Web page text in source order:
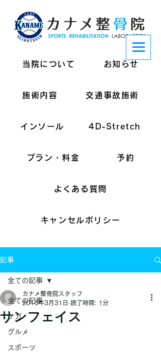
当院について お知らせ
施術内容 交通事故施術
インソール 4D-Stretch
プラン・料金 予約
よくある質問
キャンセルポリシー
記事
全ての記事
ケガ
グルメ
スポーツ
全ての記事
サンフェイス
カナメ整骨院スタッフ
2016年3月31日 読了時間: 1分